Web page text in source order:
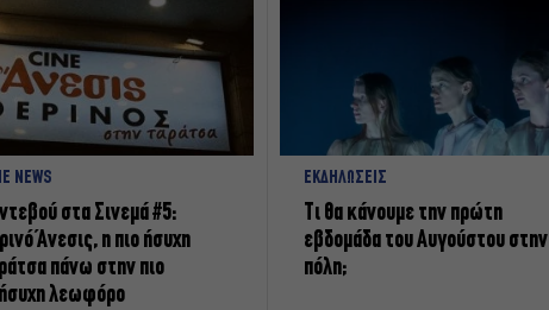
NEWS
στα Σινεμά #5:
Άνεσις, η πιο ήσυχη
πάνω στην πιο
λεωφόρο
ΕΚΔΗΛΩΣΕΙΣ
Τι θα κάνουμε την πρώτη
εβδομάδα του Αυγούστου στην
πόλη;